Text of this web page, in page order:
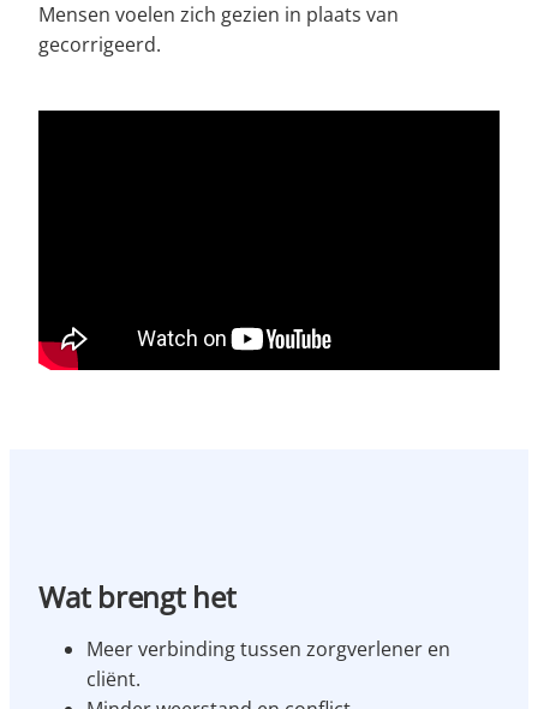
Mensen voelen zich gezien in plaats van
gecorrigeerd.
Wat brengt het
Meer verbinding tussen zorgverlener en
cliënt.